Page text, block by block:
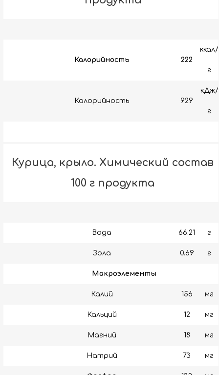
Калорийность 222
ккал/
г
Калорийность 929
кДж/
г
Курица, крыло. Химический состав
100 г продукта
Вода 66.21 г
Зола 0.69 г
Макроэлементы
Калий 156 мг
Кальций 12 мг
Магний 18 мг
Натрий 73 мг